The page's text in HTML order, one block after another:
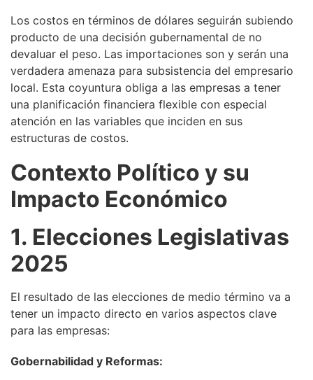
Los costos en términos de dólares seguirán subiendo
producto de una decisión gubernamental de no
devaluar el peso. Las importaciones son y serán una
verdadera amenaza para subsistencia del empresario
local. Esta coyuntura obliga a las empresas a tener
una planificación financiera flexible con especial
atención en las variables que inciden en sus
estructuras de costos.
Contexto Político y su
Impacto Económico
1. Elecciones Legislativas
2025
El resultado de las elecciones de medio término va a
tener un impacto directo en varios aspectos clave
para las empresas:
Gobernabilidad y Reformas: